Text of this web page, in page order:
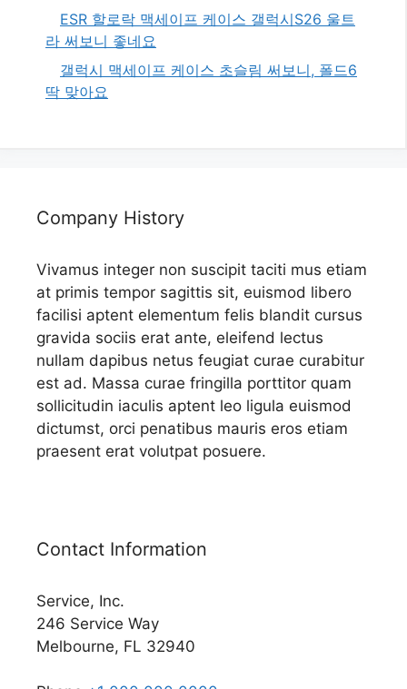
ESR 할로락 맥세이프 케이스 갤럭시S26 울트
라 써보니 좋네요
갤럭시 맥세이프 케이스 초슬림 써보니, 폴드6
딱 맞아요
Company History
Vivamus integer non suscipit taciti mus etiam
at primis tempor sagittis sit, euismod libero
facilisi aptent elementum felis blandit cursus
gravida sociis erat ante, eleifend lectus
nullam dapibus netus feugiat curae curabitur
est ad. Massa curae fringilla porttitor quam
sollicitudin iaculis aptent leo ligula euismod
dictumst, orci penatibus mauris eros etiam
praesent erat volutpat posuere.
Contact Information
Service, Inc.
246 Service Way
Melbourne, FL 32940